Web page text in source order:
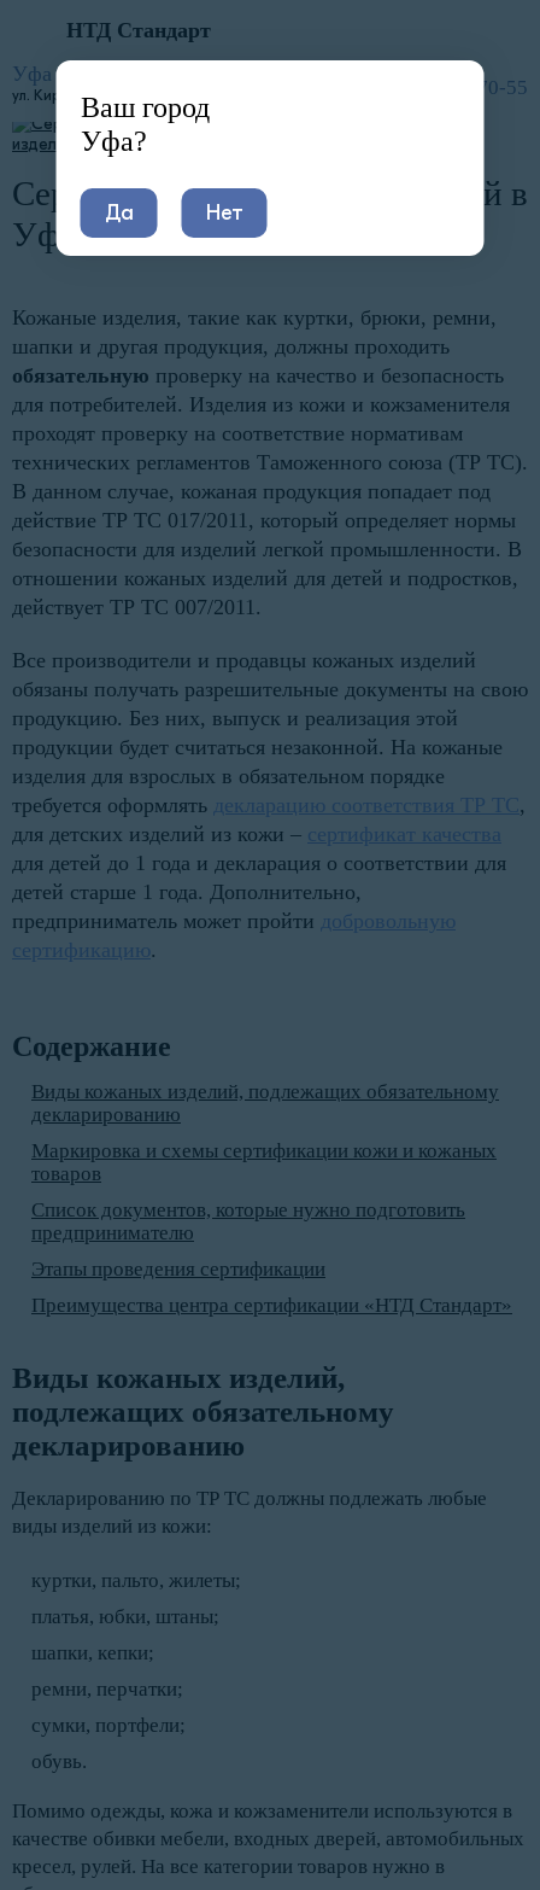
НТД Стандарт
Уфа
ул. ​​Кирова, 52 8 (800) 600-70-55
Главная Услуги
Сертификация по отраслям
Легкая промышленность
Сертификация кожаных изделий
Сертификация кожаных изделий в
Уфе
Кожаные изделия, такие как куртки, брюки, ремни,
шапки и другая продукция, должны проходить
обязательную проверку на качество и безопасность
для потребителей. Изделия из кожи и кожзаменителя
проходят проверку на соответствие нормативам
технических регламентов Таможенного союза (ТР ТС).
В данном случае, кожаная продукция попадает под
действие ТР ТС 017/2011, который определяет нормы
безопасности для изделий легкой промышленности. В
отношении кожаных изделий для детей и подростков,
действует ТР ТС 007/2011.
Все производители и продавцы кожаных изделий
обязаны получать разрешительные документы на свою
продукцию. Без них, выпуск и реализация этой
продукции будет считаться незаконной. На кожаные
изделия для взрослых в обязательном порядке
требуется оформлять декларацию соответствия ТР ТС,
для детских изделий из кожи – сертификат качества
для детей до 1 года и декларация о соответствии для
детей старше 1 года. Дополнительно,
предприниматель может пройти добровольную
сертификацию.
Содержание
Виды кожаных изделий, подлежащих обязательному
декларированию
Маркировка и схемы сертификации кожи и кожаных
товаров
Список документов, которые нужно подготовить
предпринимателю
Этапы проведения сертификации
Преимущества центра сертификации «НТД Стандарт»
Виды кожаных изделий,
подлежащих обязательному
декларированию
Декларированию по ТР ТС должны подлежать любые
виды изделий из кожи:
куртки, пальто, жилеты;
платья, юбки, штаны;
шапки, кепки;
ремни, перчатки;
сумки, портфели;
обувь.
Помимо одежды, кожа и кожзаменители используются в
качестве обивки мебели, входных дверей, автомобильных
кресел, рулей. На все категории товаров нужно в
Ваш город
Уфа?
Да Нет